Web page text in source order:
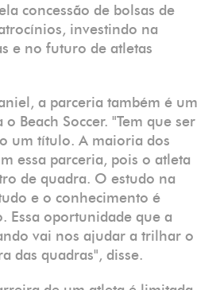
concessão de bolsas de
investindo na
e no futuro de atletas
a parceria também é um
Beach Soccer. "Tem que ser
um título. A maioria dos
essa parceria, pois o atleta
de quadra. O estudo na
e o conhecimento é
Essa oportunidade que a
vai nos ajudar a trilhar o
das quadras", disse.